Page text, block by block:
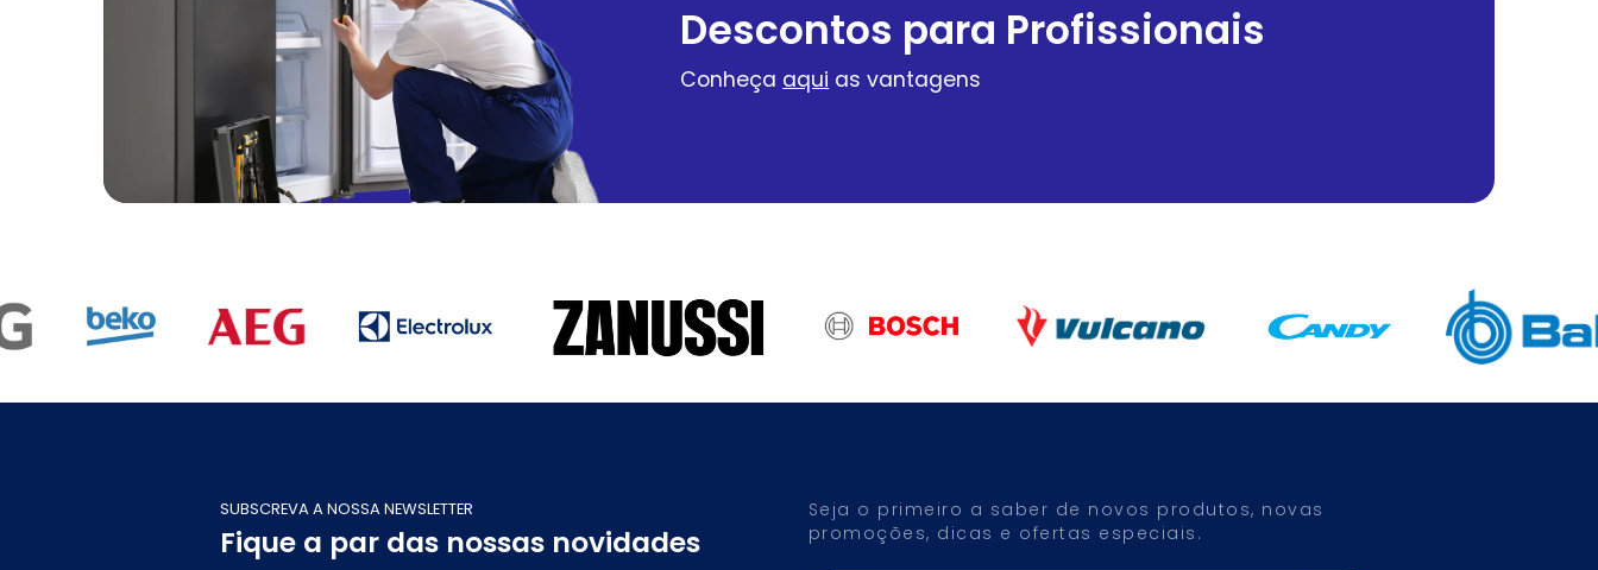
Descontos para Profissionais
Conheça aqui as vantagens
SUBSCREVA A NOSSA NEWSLETTER
Fique a par das nossas novidades
Seja o primeiro a saber de novos produtos, novas
promoções, dicas e ofertas especiais.